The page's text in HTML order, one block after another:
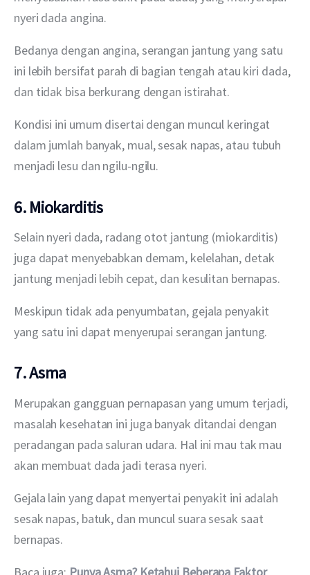
nyeri dada angina.
Bedanya dengan angina, serangan jantung yang satu
ini lebih bersifat parah di bagian tengah atau kiri dada,
dan tidak bisa berkurang dengan istirahat.
Kondisi ini umum disertai dengan muncul keringat
dalam jumlah banyak, mual, sesak napas, atau tubuh
menjadi lesu dan ngilu-ngilu.
6. Miokarditis
Selain nyeri dada, radang otot jantung (miokarditis)
juga dapat menyebabkan demam, kelelahan, detak
jantung menjadi lebih cepat, dan kesulitan bernapas.
Meskipun tidak ada penyumbatan, gejala penyakit
yang satu ini dapat menyerupai serangan jantung.
7. Asma
Merupakan gangguan pernapasan yang umum terjadi,
masalah kesehatan ini juga banyak ditandai dengan
peradangan pada saluran udara. Hal ini mau tak mau
akan membuat dada jadi terasa nyeri.
Gejala lain yang dapat menyertai penyakit ini adalah
sesak napas, batuk, dan muncul suara sesak saat
bernapas.